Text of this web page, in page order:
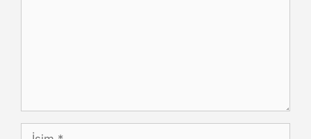
İsim